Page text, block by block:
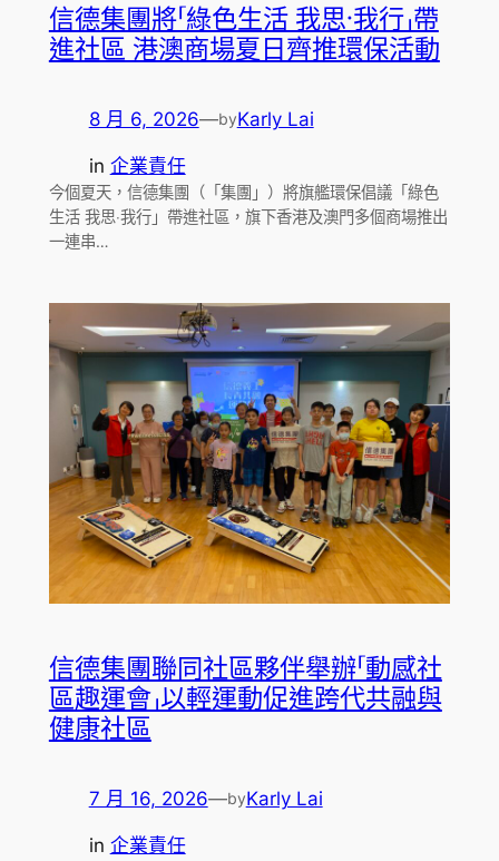
信德集團將「綠色生活 我思‧我行」帶
進社區 港澳商場夏日齊推環保活動
8 月 6, 2026—byKarly Lai
in 企業責任
今個夏天，信德集團（「集團」）將旗艦環保倡議「綠色
生活 我思‧我行」帶進社區，旗下香港及澳門多個商場推出
一連串…
信德集團聯同社區夥伴舉辦「動感社
區趣運會」以輕運動促進跨代共融與
健康社區
7 月 16, 2026—byKarly Lai
in 企業責任